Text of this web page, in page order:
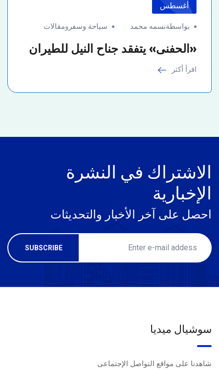
أغسطس
بواسطةنسمه محمد سياحة وسفر ومقالات
«الحفنى» يتفقد جناح النيل للطيران
اقرأ أكثر
الاشتراك في النشرة
الإخبارية
احصل على آخر الأخبار والتحديثات
سوشيال ميديا
شاهدنا على مواقع التواصل الإجتماعى